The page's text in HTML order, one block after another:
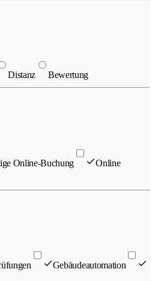
Distanz Bewertung
Online-Buchung
Online
Gebäudeautomation